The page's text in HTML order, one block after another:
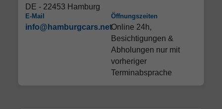
DE - 22453 Hamburg
E-Mail
info@hamburgcars.net
Öffnungszeiten
Online 24h,
Besichtigungen &
Abholungen nur mit
vorheriger
Terminabsprache